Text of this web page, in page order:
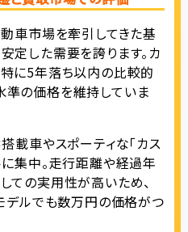
動車市場を牽引してきた基
定した需要を誇ります。カ
に5年落ち以内の比較的
の価格を維持していま
載車やスポーティな「カス
集中。走行距離や経過年
ての実用性が高いため、
ルでも数万円の価格がつ